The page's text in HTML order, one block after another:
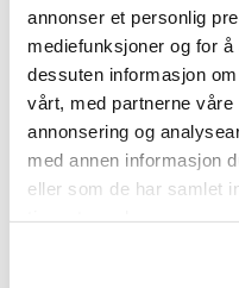
annonser et personlig
mediefunksjoner og for
dessuten informasjon
vårt, med partnerne våre
annonsering og
med annen informasjon
eller som de har samlet
Historisk malingeies
jobbet med